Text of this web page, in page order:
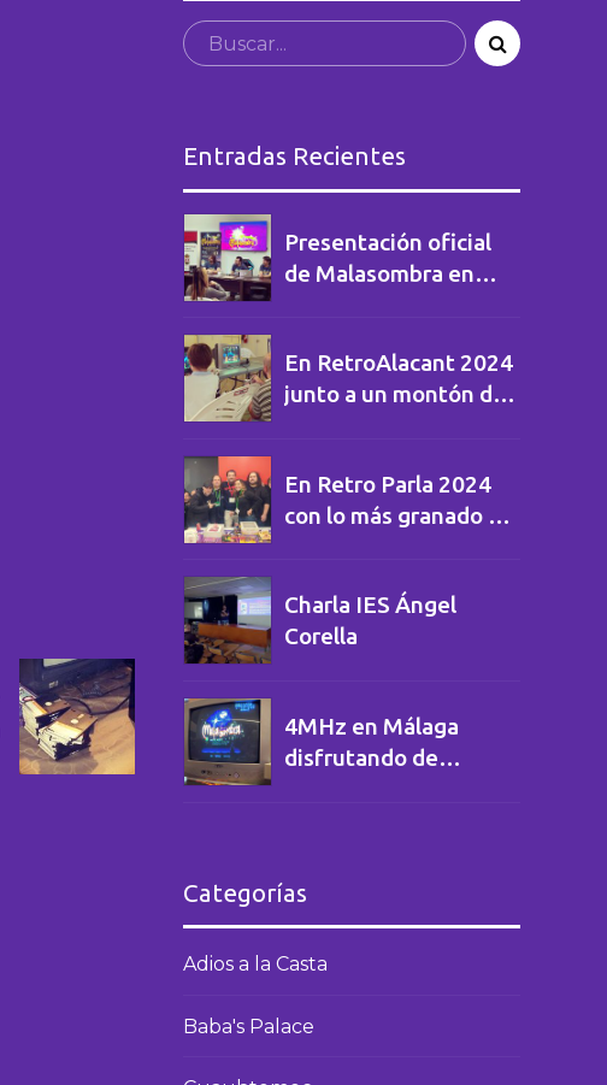
Entradas Recientes
Presentación oficial
de Malasombra en
En RetroAlacant 2024
junto a un montón de
En Retro Parla 2024
con lo más granado de
Charla IES Ángel
Corella
4MHz en Málaga
disfrutando de
Categorías
Adios a la Casta
Baba's Palace